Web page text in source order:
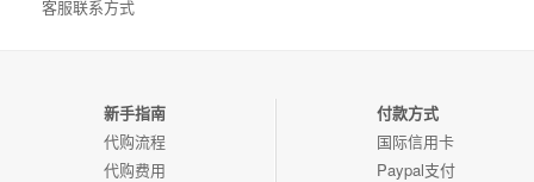
客服联系方式
新手指南
代购流程
代购费用
付款方式
国际信用卡
Paypal支付